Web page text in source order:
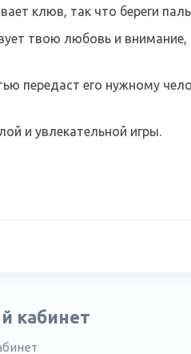
клюв, так что береги
твою любовь и
передаст его нужному
и увлекательной игры.
кабинет